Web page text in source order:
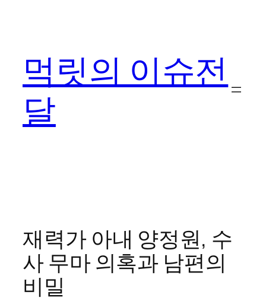
먹릿의 이슈전
달
재력가 아내 양정원, 수
사 무마 의혹과 남편의
비밀